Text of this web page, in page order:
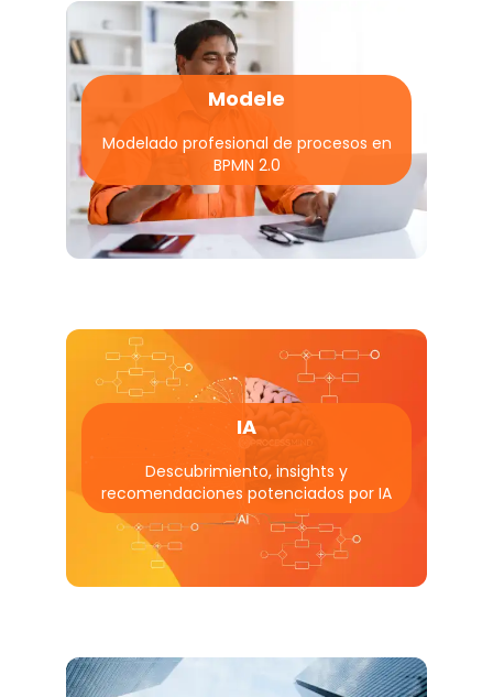
Modele
Modelado profesional de procesos en
BPMN 2.0
IA
Descubrimiento, insights y
recomendaciones potenciados por IA